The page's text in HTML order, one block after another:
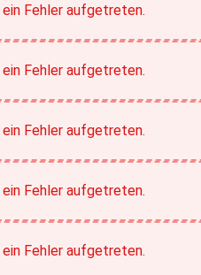
Fehler aufgetreten.
Fehler aufgetreten.
Fehler aufgetreten.
Fehler aufgetreten.
Fehler aufgetreten.